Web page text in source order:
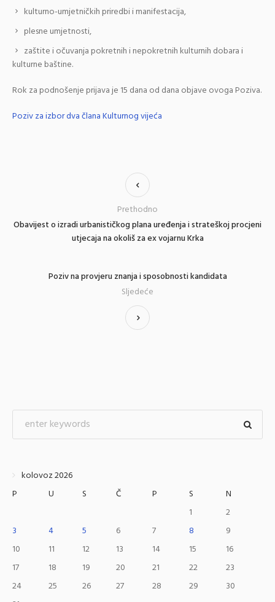
kulturno-umjetničkih priredbi i manifestacija,
plesne umjetnosti,
zaštite i očuvanja pokretnih i nepokretnih kulturnih dobara i
kulturne baštine.
Rok za podnošenje prijava je 15 dana od dana objave ovoga Poziva.
Poziv za izbor dva člana Kulturnog vijeća
Obavijest o izradi urbanističkog plana uređenja i strateškoj procjeni
utjecaja na okoliš za ex vojarnu Krka
Prethodno
Poziv na provjeru znanja i sposobnosti kandidata
Sljedeće
kolovoz 2026
P
U S Č P S
N
1
2
3
4 5 6 7 8
9
10
11 12 13 14 15
16
17
18 19 20 21 22
23
24
25 26 27 28 29
30